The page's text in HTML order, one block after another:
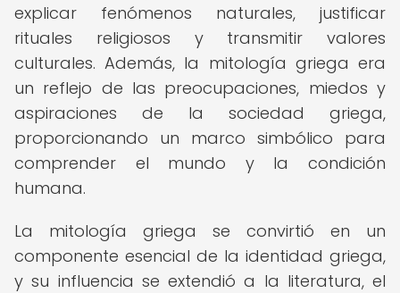
explicar fenómenos naturales, justificar
rituales religiosos y transmitir valores
culturales. Además, la mitología griega era
un reflejo de las preocupaciones, miedos y
aspiraciones de la sociedad griega,
proporcionando un marco simbólico para
comprender el mundo y la condición
humana.
La mitología griega se convirtió en un
componente esencial de la identidad griega,
y su influencia se extendió a la literatura, el